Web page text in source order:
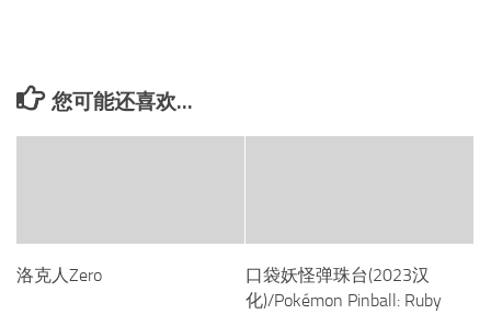
您可能还喜欢...
洛克人Zero
口袋妖怪弹珠台(2023汉
化)/Pokémon Pinball: Ruby